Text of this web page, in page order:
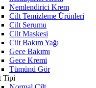
Nemlendirici Krem
Cilt Temizleme Ürünleri
Cilt Serumu
Cilt Maskesi
Cilt Bakım Yağı
Gece Bakımı
Gece Kremi
Tümünü Gör
Tipi